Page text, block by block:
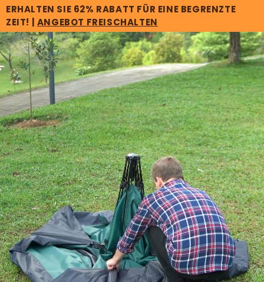
Skip to
content
ERHALTEN SIE 62% RABATT FÜR EINE BEGRENZTE
ZEIT! | ANGEBOT FREISCHALTEN